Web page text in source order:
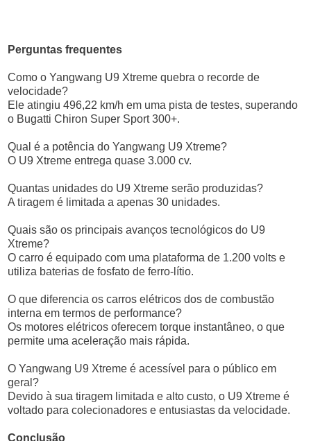
Perguntas frequentes
Como o Yangwang U9 Xtreme quebra o recorde de
velocidade?
Ele atingiu 496,22 km/h em uma pista de testes, superando
o Bugatti Chiron Super Sport 300+.
Qual é a potência do Yangwang U9 Xtreme?
O U9 Xtreme entrega quase 3.000 cv.
Quantas unidades do U9 Xtreme serão produzidas?
A tiragem é limitada a apenas 30 unidades.
Quais são os principais avanços tecnológicos do U9
Xtreme?
O carro é equipado com uma plataforma de 1.200 volts e
utiliza baterias de fosfato de ferro-lítio.
O que diferencia os carros elétricos dos de combustão
interna em termos de performance?
Os motores elétricos oferecem torque instantâneo, o que
permite uma aceleração mais rápida.
O Yangwang U9 Xtreme é acessível para o público em
geral?
Devido à sua tiragem limitada e alto custo, o U9 Xtreme é
voltado para colecionadores e entusiastas da velocidade.
Conclusão